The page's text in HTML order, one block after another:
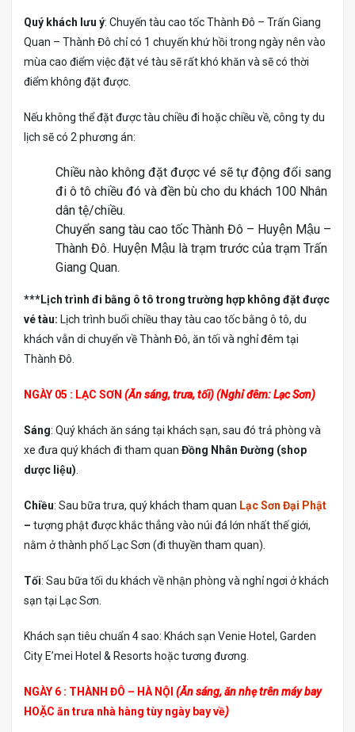
Quý khách lưu ý: Chuyến tàu cao tốc Thành Đô – Trấn Giang
Quan – Thành Đô chỉ có 1 chuyến khứ hồi trong ngày nên vào
mùa cao điểm việc đặt vé tàu sẽ rất khó khăn và sẽ có thời
điểm không đặt được.
Nếu không thể đặt được tàu chiều đi hoặc chiều về, công ty du
lịch sẽ có 2 phương án:
Chiều nào không đặt được vé sẽ tự động đổi sang
đi ô tô chiều đó và đền bù cho du khách 100 Nhân
dân tệ/chiều.
Chuyển sang tàu cao tốc Thành Đô – Huyện Mậu –
Thành Đô. Huyện Mậu là trạm trước của trạm Trấn
Giang Quan.
***Lịch trình đi bằng ô tô trong trường hợp không đặt được
vé tàu: Lịch trình buổi chiều thay tàu cao tốc bằng ô tô, du
khách vẫn di chuyển về Thành Đô, ăn tối và nghỉ đêm tại
Thành Đô.
NGÀY 05 : LẠC SƠN (Ăn sáng, trưa, tối) (Nghỉ đêm: Lạc Sơn)
Sáng: Quý khách ăn sáng tại khách sạn, sau đó trả phòng và
xe đưa quý khách đi tham quan Đồng Nhân Đường (shop
dược liệu)
Chiều: Sau bữa trưa, quý khách tham quan Lạc Sơn Đại Phật
– tượng phật được khắc thẳng vào núi đá lớn nhất thế giới,
nằm ở thành phố Lạc Sơn (đi thuyền tham quan).
Tối: Sau bữa tối du khách về nhận phòng và nghỉ ngơi ở khách
sạn tại Lạc Sơn.
Khách sạn tiêu chuẩn 4 sao: Khách sạn Venie Hotel, Garden
City E’mei Hotel & Resorts hoặc tương đương.
NGÀY 6 : THÀNH ĐÔ – HÀ NỘI (Ăn sáng, ăn nhẹ trên máy bay
HOẶC ăn trưa nhà hàng tùy ngày bay về)